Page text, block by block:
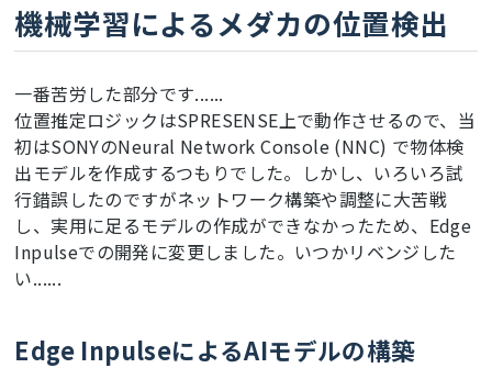
機械学習によるメダカの位置検出
一番苦労した部分です......
位置推定ロジックはSPRESENSE上で動作させるので、当
初はSONYのNeural Network Console (NNC) で物体検
出モデルを作成するつもりでした。しかし、いろいろ試
行錯誤したのですがネットワーク構築や調整に大苦戦
し、実用に足るモデルの作成ができなかったため、Edge
Inpulseでの開発に変更しました。いつかリベンジした
い......
Edge InpulseによるAIモデルの構築